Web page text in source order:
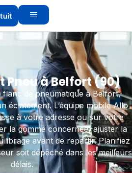
Pneu à Belfort (90)
de pneumatique à Belfort,
éclatement. L’équipe mobile Allo
à votre adresse ou sur votre
la gomme concernée, ajuster la
avant de repartir. Planifiez
soit dépêché dans les meilleurs
délais.